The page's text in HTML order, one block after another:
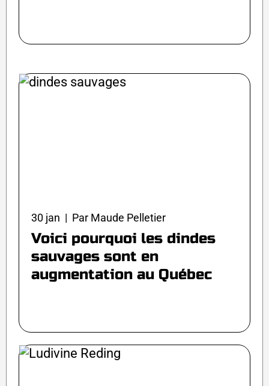
30 jan | Par Maude Pelletier
Voici pourquoi les dindes
sauvages sont en
augmentation au Québec